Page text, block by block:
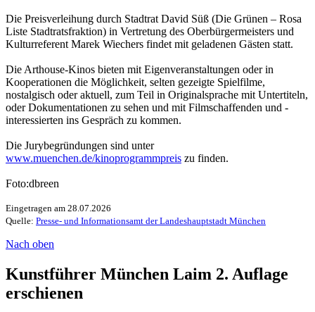
Die Preisverleihung durch Stadtrat David Süß (Die Grünen – Rosa
Liste Stadtratsfraktion) in Vertretung des Oberbürgermeisters und
Kulturreferent Marek Wiechers findet mit geladenen Gästen statt.
Die Arthouse-Kinos bieten mit Eigenveranstaltungen oder in
Kooperationen die Möglichkeit, selten gezeigte Spielfilme,
nostalgisch oder aktuell, zum Teil in Originalsprache mit Untertiteln,
oder Dokumentationen zu sehen und mit Filmschaffenden und -
interessierten ins Gespräch zu kommen.
Die Jurybegründungen sind unter
www.muenchen.de/kinoprogrammpreis zu finden.
Foto:dbreen
Eingetragen am 28.07.2026
Quelle: Presse- und Informationsamt der Landeshauptstadt München
Nach oben
Kunstführer München Laim 2. Auflage
erschienen